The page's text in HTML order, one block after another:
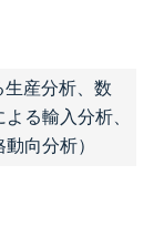
産分析、数
る輸入分析、
向分析）